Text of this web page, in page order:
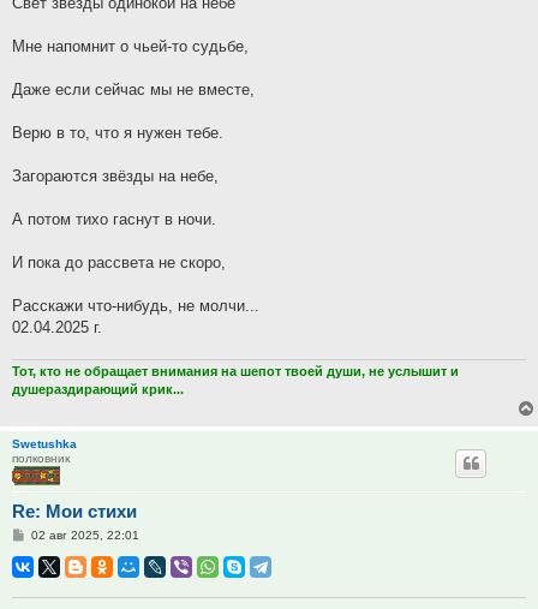
Мне напомнит о чьей-то судьбе,
Даже если сейчас мы не вместе,
Верю в то, что я нужен тебе.
Загораются звёзды на небе,
А потом тихо гаснут в ночи.
И пока до рассвета не скоро,
Расскажи что-нибудь, не молчи...
02.04.2025 г.
Тот, кто не обращает внимания на шепот твоей души, не услышит и
душераздирающий крик...
Swetushka
полковник
Re: Мои стихи
Сообщение
02 авг 2025, 22:01